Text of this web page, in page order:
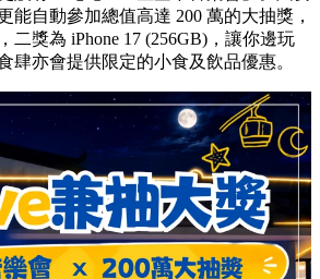
能自動參加總值高達 200 萬的大抽獎，
二獎為 iPhone 17 (256GB)，讓你邊玩
肆亦會提供限定的小食及飲品優惠。